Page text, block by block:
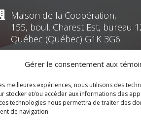
Gérer le consentement aux
meilleures expériences, nous utilisons des
stocker et/ou accéder aux informations des
technologies nous permettra de traiter des
de navigation.
Maison de la Coopération,
155, boul. Charest Est, bureau
Québec (Québec) G1K 3G6
(418) 622-1001
1 (855) 837-9142
info@ressources.coop